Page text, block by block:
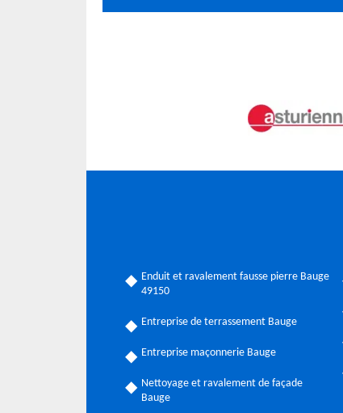
Enduit et ravalement fausse pierre Bauge
49150
Entreprise de terrassement Bauge
Entreprise maçonnerie Bauge
Nettoyage et ravalement de façade
Bauge